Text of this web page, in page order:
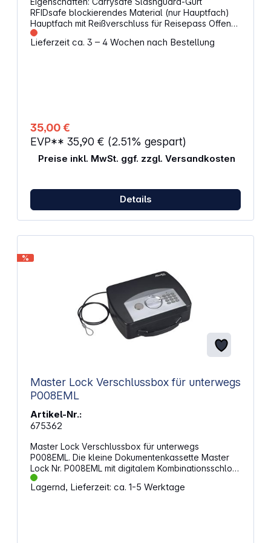
RFIDsafe blockierendes Material (nur Hauptfach)
Hauptfach mit Reißverschluss für Reisepass Offenes
Fach Velcro Verschlussklappe Atmungsaktives Soft-
Touch Material auf der Rückseite Verstellbar
Lieferzeit ca. 3 – 4 Wochen nach Bestellung
35,00 €
EVP** 35,90 € (2.51% gespart)
Preise inkl. MwSt. ggf. zzgl. Versandkosten
Details
%
Master Lock Verschlussbox für unterwegs
P008EML
Artikel-Nr.:
675362
Master Lock Verschlussbox für unterwegs
P008EML. Die kleine Dokumentenkassette Master
Lock Nr. P008EML mit digitalem Kombinationsschloss
ist ideal für die Sicherheit unterwegs.
Eigenschaften: Stahlkonstruktion Die
Lagernd, Lieferzeit: ca. 1-5 Werktage